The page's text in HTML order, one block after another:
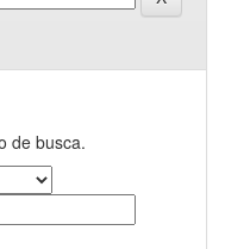
de busca.